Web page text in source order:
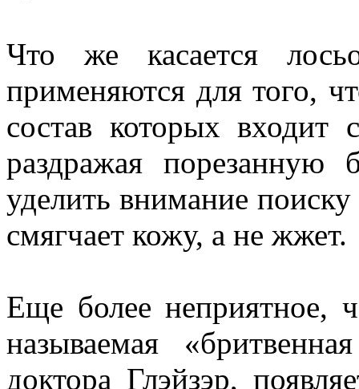
Что же касается
применяются для того,
состав которых
раздражая порезанную
уделить внимание
смягчает кожу, а не жжет.
Еще более неприятное,
называемая
доктора Глэйзэр,